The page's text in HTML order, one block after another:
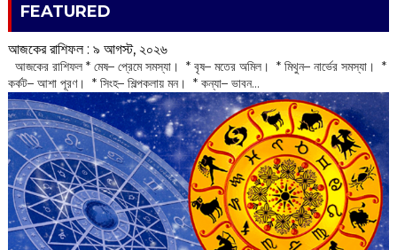
FEATURED
আজকের রাশিফল :‌ ‌‌৯ আগস্ট, ২০২৬
‌ আজকের রাশিফল * মেষ– প্রেমে সমস্যা। * বৃষ– মতের অমিল। * মিথুন– নার্ভের সমস্যা। *
কর্কট– আশা পূরণ। * সিংহ– শিল্পকলায় মন। * কন্যা– ভাবন...